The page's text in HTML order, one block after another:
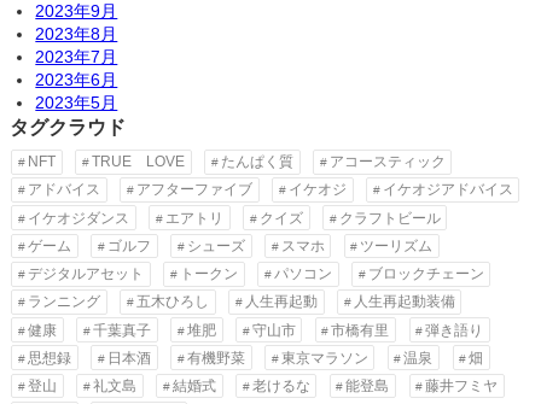
2023年9月
2023年8月
2023年7月
2023年6月
2023年5月
タグクラウド
NFT TRUE LOVE たんぱく質
アコースティック
アドバイス
アフターファイブ イケオジ
イケオジアドバイス
イケオジダンス
エアトリ クイズ
クラフトビール
ゲーム
ゴルフ シューズ スマホ
ツーリズム
デジタルアセット
トークン パソコン
ブロックチェーン
ランニング
五木ひろし 人生再起動
人生再起動装備
健康
千葉真子 堆肥 守山市 市橋有里
弾き語り
思想録
日本酒 有機野菜 東京マラソン 温泉
畑
登山
礼文島 結婚式 老けるな 能登島
藤井フミヤ